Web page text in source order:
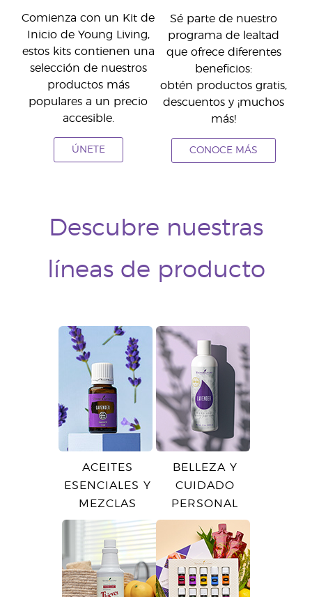
Comienza con un Kit de
Inicio de Young Living,
estos kits contienen una
selección de nuestros
productos más
populares a un precio
accesible.
ÚNETE
Sé parte de nuestro
programa de lealtad
que ofrece diferentes
beneficios:
obtén productos gratis,
descuentos y ¡muchos
más!
CONOCE MÁS
Descubre nuestras
líneas de producto
ACEITES
ESENCIALES Y
MEZCLAS
BELLEZA Y
CUIDADO
PERSONAL